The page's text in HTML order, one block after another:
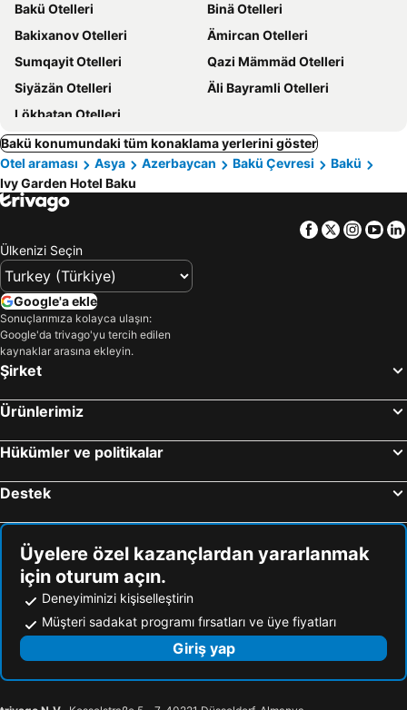
Bakü Otelleri
Binä Otelleri
Bakixanov Otelleri
Ämircan Otelleri
Sumqayit Otelleri
Qazi Mämmäd Otelleri
Siyäzän Otelleri
Äli Bayramli Otelleri
Lökbatan Otelleri
Bakü konumundaki tüm konaklama yerlerini göster
Otel araması
Asya Azerbaycan Bakü Çevresi
Bakü
Ivy Garden Hotel Baku
Facebook
Twitter
Ülkenizi Seçin
Google'a ekle
Sonuçlarımıza kolayca ulaşın:
Google'da trivago'yu tercih edilen
kaynaklar arasına ekleyin.
Şirket
Ürünlerimiz
Hükümler ve politikalar
Destek
Üyelere özel kazançlardan yararlanmak
için oturum açın.
Deneyiminizi kişiselleştirin
Müşteri sadakat programı fırsatları ve üye fiyatları
Giriş yap